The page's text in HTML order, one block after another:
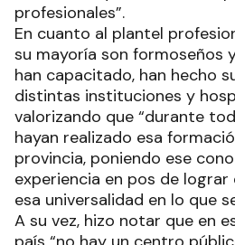
profesionales”.
En cuanto al plantel
su mayoría son formoseños
han capacitado, han hecho
distintas instituciones y
valorizando que “durante
hayan realizado esa
provincia, poniendo ese
experiencia en pos de
esa universalidad en lo que
A su vez, hizo notar que en